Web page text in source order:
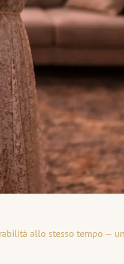
allo stesso tempo —